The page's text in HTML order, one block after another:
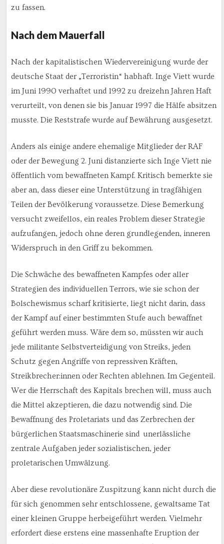
zu fassen.
Nach dem Mauerfall
Nach der kapitalistischen Wiedervereinigung wurde der
deutsche Staat der „Terroristin“ habhaft. Inge Viett wurde
im Juni 1990 verhaftet und 1992 zu dreizehn Jahren Haft
verurteilt, von denen sie bis Januar 1997 die Hälfe absitzen
musste. Die Reststrafe wurde auf Bewährung ausgesetzt.
Anders als einige andere ehemalige Mitglieder der RAF
oder der Bewegung 2. Juni distanzierte sich Inge Viett nie
öffentlich vom bewaffneten Kampf. Kritisch bemerkte sie
aber an, dass dieser eine Unterstützung in tragfähigen
Teilen der Bevölkerung voraussetze. Diese Bemerkung
versucht zweifellos, ein reales Problem dieser Strategie
aufzufangen, jedoch ohne deren grundlegenden, inneren
Widerspruch in den Griff zu bekommen.
Die Schwäche des bewaffneten Kampfes oder aller
Strategien des individuellen Terrors, wie sie schon der
Bolschewismus scharf kritisierte, liegt nicht darin, dass
der Kampf auf einer bestimmten Stufe auch bewaffnet
geführt werden muss. Wäre dem so, müssten wir auch
jede militante Selbstverteidigung von Streiks, jeden
Schutz gegen Angriffe von repressiven Kräften,
Streikbrecher:innen oder Rechten ablehnen. Im Gegenteil.
Wer die Herrschaft des Kapitals brechen will, muss auch
die Mittel akzeptieren, die dazu notwendig sind. Die
Bewaffnung des Proletariats und das Zerbrechen der
bürgerlichen Staatsmaschinerie sind unerlässliche
zentrale Aufgaben jeder sozialistischen, jeder
proletarischen Umwälzung.
Aber diese revolutionäre Zuspitzung kann nicht durch die
für sich genommen sehr entschlossene, gewaltsame Tat
einer kleinen Gruppe herbeigeführt werden. Vielmehr
erfordert diese erstens eine massenhafte Eruption der